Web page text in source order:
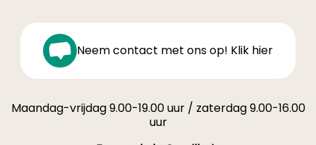
Neem contact met ons op! Klik hier
Maandag-vrijdag 9.00-19.00 uur / zaterdag 9.00-16.00
uur